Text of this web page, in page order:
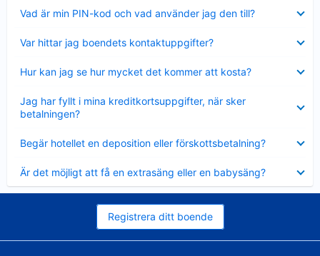
Vad är min PIN-kod och vad använder jag den till?
mindre
Var hittar jag boendets kontaktuppgifter?
mindre
Hur kan jag se hur mycket det kommer att kosta?
mindre
Jag har fyllt i mina kreditkortsuppgifter, när sker
betalningen?
mindre
Begär hotellet en deposition eller förskottsbetalning?
mindre
Är det möjligt att få en extrasäng eller en babysäng?
mindre
Registrera ditt boende